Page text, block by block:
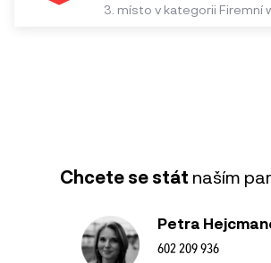
3. místo v kategorii Firemní
Chcete se stát naším
Petra
602 209 936